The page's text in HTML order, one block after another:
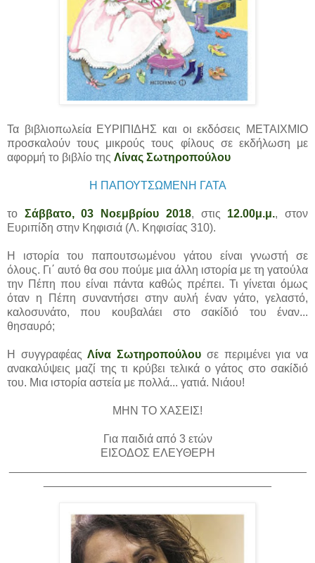
Τα βιβλιοπωλεία ΕΥΡΙΠΙΔΗΣ και οι εκδόσεις ΜΕΤΑΙΧΜΙΟ
προσκαλούν τους μικρούς τους φίλους σε εκδήλωση με
αφορμή το βιβλίο της Λίνας Σωτηροπούλου
Η ΠΑΠΟΥΤΣΩΜΕΝΗ ΓΑΤΑ
το Σάββατο, 03 Νοεμβρίου 2018, στις 12.00μ.μ., στον
Ευριπίδη στην Κηφισιά (Λ. Κηφισίας 310).
Η ιστορία του παπουτσωμένου γάτου είναι γνωστή σε
όλους. Γι΄ αυτό θα σου πούμε μια άλλη ιστορία με τη γατούλα
την Πέπη που είναι πάντα καθώς πρέπει. Τι γίνεται όμως
όταν η Πέπη συναντήσει στην αυλή έναν γάτο, γελαστό,
καλοσυνάτο, που κουβαλάει στο σακίδιό του έναν...
θησαυρό;
Η συγγραφέαςΛίνα Σωτηροπούλου σε περιμένει για να
ανακαλύψεις μαζί της τι κρύβει τελικά ο γάτος στο σακίδιό
του. Μια ιστορία αστεία με πολλά... γατιά. Νιάου!
ΜΗΝ ΤΟ ΧΑΣΕΙΣ!
Για παιδιά από 3 ετών
ΕΙΣΟΔΟΣ ΕΛΕΥΘΕΡΗ